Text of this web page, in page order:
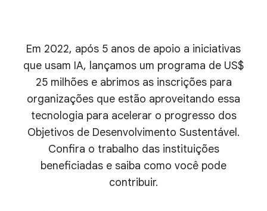
Em 2022, após 5 anos de apoio a iniciativas
que usam IA, lançamos um programa de US$
25 milhões e abrimos as inscrições para
organizações que estão aproveitando essa
tecnologia para acelerar o progresso dos
Objetivos de Desenvolvimento Sustentável.
Confira o trabalho das instituições
beneficiadas e saiba como você pode
contribuir.